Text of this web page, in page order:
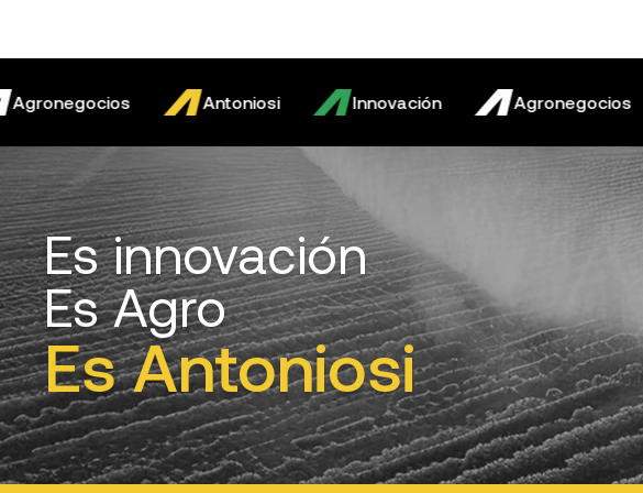
Antoniosi Innovación Agronegocios
Es innovación
Es Agro
Es Antoniosi